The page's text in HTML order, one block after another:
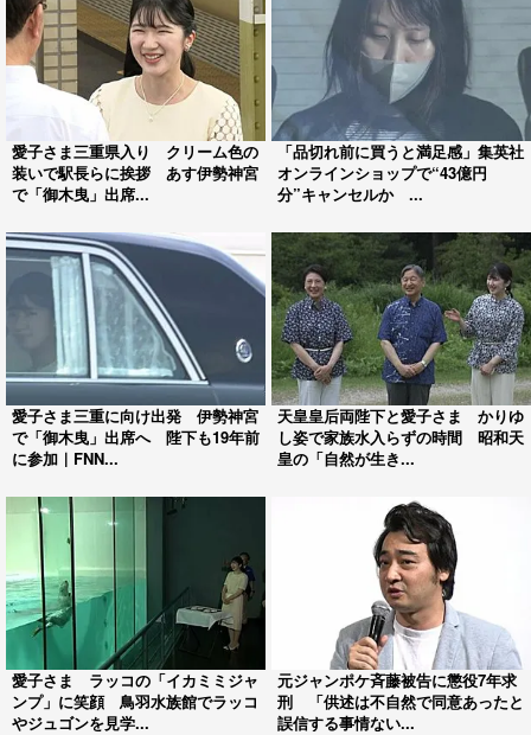
愛子さま三重県入り クリーム色の
装いで駅長らに挨拶 あす伊勢神宮
で「御木曳」出席...
「品切れ前に買うと満足感」集英社
オンラインショップで“43億円
分”キャンセルか ...
愛子さま三重に向け出発 伊勢神宮
で「御木曳」出席へ 陛下も19年前
に参加｜FNN...
天皇皇后両陛下と愛子さま かりゆ
し姿で家族水入らずの時間 昭和天
皇の「自然が生き...
愛子さま ラッコの「イカミミジャ
ンプ」に笑顔 鳥羽水族館でラッコ
やジュゴンを見学...
元ジャンポケ斉藤被告に懲役7年求
刑 「供述は不自然で同意あったと
誤信する事情ない...